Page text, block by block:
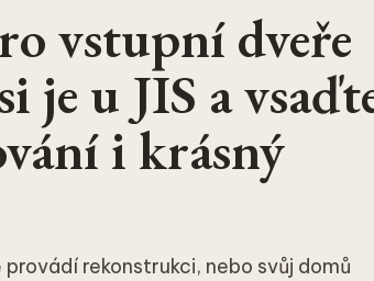
vstupní dveře
u JIS a
i krásný
rekonstrukci, nebo svůj domů